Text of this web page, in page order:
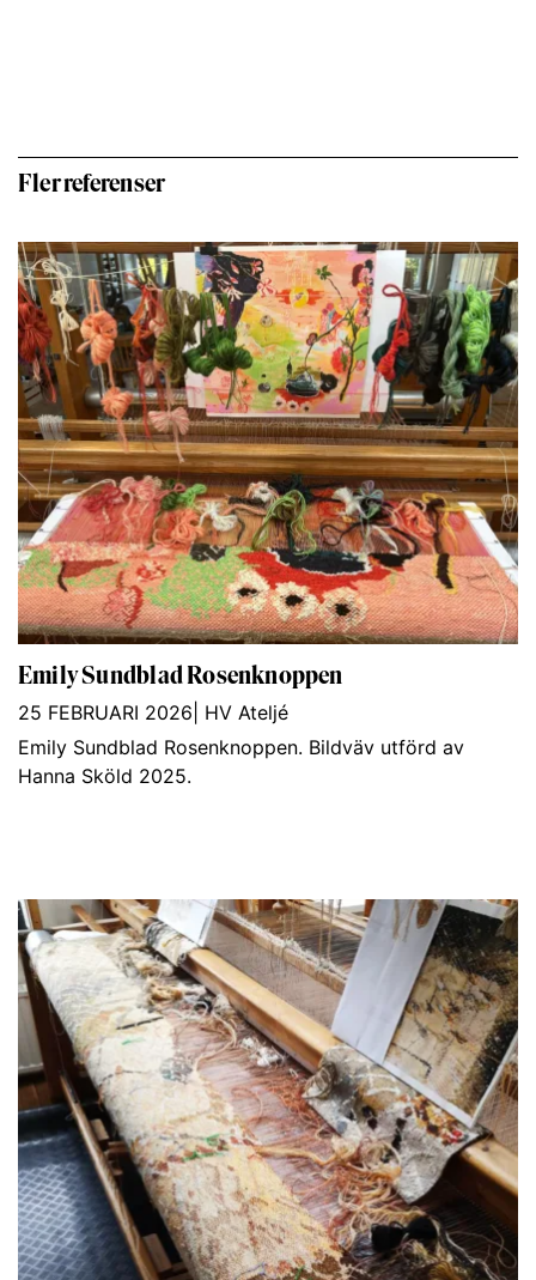
Fler referenser
Emily Sundblad Rosenknoppen
25 FEBRUARI 2026 HV Ateljé
Emily Sundblad Rosenknoppen. Bildväv utförd av
Hanna Sköld 2025.